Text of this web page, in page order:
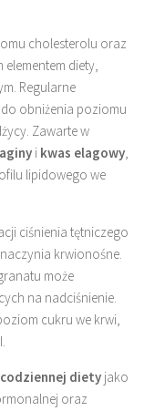
cholesterolu oraz
diety,
Regularne
obniżenia poziomu
Zawarte w
i kwas elagowy,
lipidowego we
ciśnienia tętniczego
krwionośne.
może
na nadciśnienie.
cukru we krwi,
diety jako
oraz